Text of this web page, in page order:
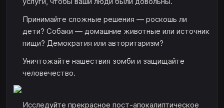
Принимайте сложные решения — роскошь ли
дети? Собаки — домашние животные или источник
пищи? Демократия или авторитаризм?
Уничтожайте нашествия зомби и защищайте
человечество.
Исследуйте прекрасное пост-апокалиптическое